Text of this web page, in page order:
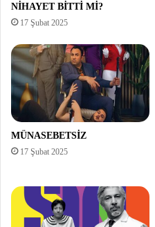
NİHAYET BİTTİ Mİ?
17 Şubat 2025
MÜNASEBETSİZ
17 Şubat 2025